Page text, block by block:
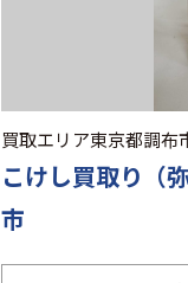
買取エリア東京都調布
こけし買取り（
市